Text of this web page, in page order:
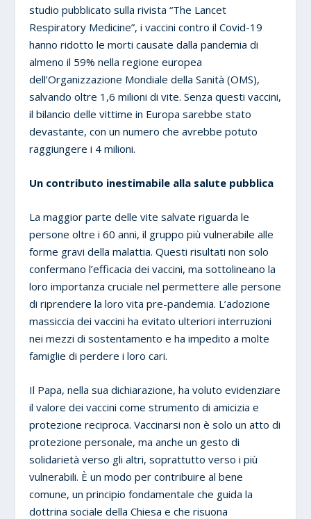
studio pubblicato sulla rivista “The Lancet
Respiratory Medicine”, i vaccini contro il Covid-19
hanno ridotto le morti causate dalla pandemia di
almeno il 59% nella regione europea
dell’Organizzazione Mondiale della Sanità (OMS),
salvando oltre 1,6 milioni di vite. Senza questi vaccini,
il bilancio delle vittime in Europa sarebbe stato
devastante, con un numero che avrebbe potuto
raggiungere i 4 milioni.
Un contributo inestimabile alla salute pubblica
La maggior parte delle vite salvate riguarda le
persone oltre i 60 anni, il gruppo più vulnerabile alle
forme gravi della malattia. Questi risultati non solo
confermano l’efficacia dei vaccini, ma sottolineano la
loro importanza cruciale nel permettere alle persone
di riprendere la loro vita pre-pandemia. L’adozione
massiccia dei vaccini ha evitato ulteriori interruzioni
nei mezzi di sostentamento e ha impedito a molte
famiglie di perdere i loro cari.
Il Papa, nella sua dichiarazione, ha voluto evidenziare
il valore dei vaccini come strumento di amicizia e
protezione reciproca. Vaccinarsi non è solo un atto di
protezione personale, ma anche un gesto di
solidarietà verso gli altri, soprattutto verso i più
vulnerabili. È un modo per contribuire al bene
comune, un principio fondamentale che guida la
dottrina sociale della Chiesa e che risuona